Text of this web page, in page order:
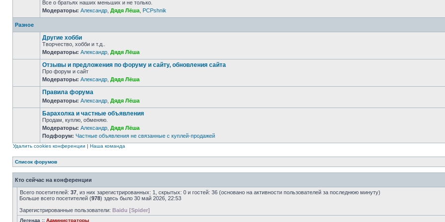
Все о братьях наших меньших и не только.
Модераторы: Александр Дядя Лёша PCPshnik
Разное
Другие хобби
Творчество, хобби и т.д..
Модераторы: Александр Дядя Лёша
Отзывы и предложения по форуму и сайту, обновления сайта
Про форум и сайт
Модераторы: Александр Дядя Лёша
Правила форума
Модераторы: Александр Дядя Лёша
Барахолка и частные объявления
Продам, куплю, обменяю.
Модераторы: Александр Дядя Лёша
Подфорум: Частные объявления не связанные с куплей-продажей
Удалить cookies конференции | Наша команда
Список форумов
Кто сейчас на конференции
Всего посетителей: 37 , из них зарегистрированных: 1, скрытых: 0 и гостей: 36 (основано на активности пользователей за последнюю минуту)
Больше всего посетителей (978) здесь было 30 май 2026, 22:53
Зарегистрированные пользователи: Baidu [Spider]
Легенда :: Администраторы